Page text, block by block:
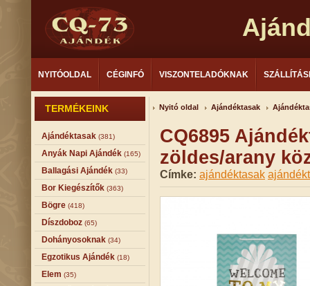
NYITÓOLDAL CÉGINFÓ VISZONTELADÓKNAK
TERMÉKEINK
Ajándéktasak (381)
Anyák Napi Ajándék (165)
Ballagási Ajándék (33)
Bor Kiegészítők (363)
Bögre (418)
Díszdoboz (65)
Dohányosoknak (34)
Egzotikus Ajándék (18)
Elem (35)
Nyitó oldal Ajándéktasak
CQ6895
zöldes/arany
Címke: ajándéktasak